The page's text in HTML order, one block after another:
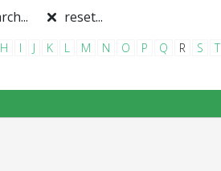
reset...
H I J K L M N O P Q R S T